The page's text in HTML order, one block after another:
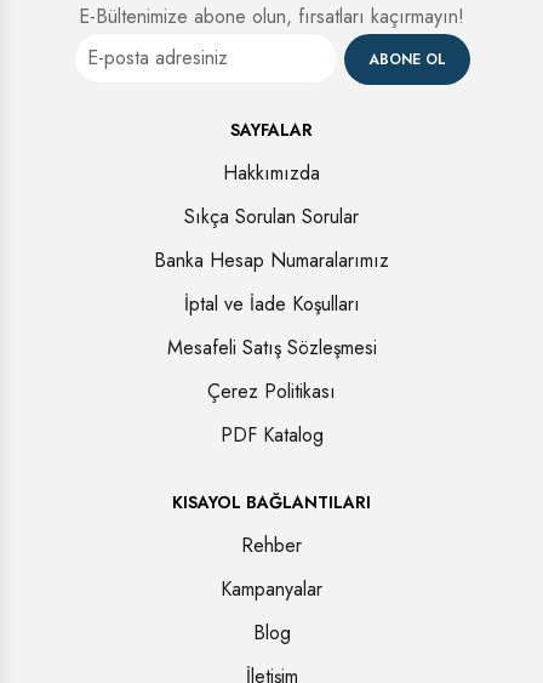
E-Bültenimize abone olun, fırsatları kaçırmayın!
ABONE OL
SAYFALAR
Hakkımızda
Sıkça Sorulan Sorular
Banka Hesap Numaralarımız
İptal ve İade Koşulları
Mesafeli Satış Sözleşmesi
Çerez Politikası
PDF Katalog
KISAYOL BAĞLANTILARI
Rehber
Kampanyalar
Blog
İletişim